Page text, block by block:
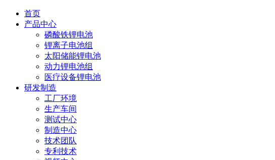
首页
产品中心
磷酸铁锂电池
锂离子电池组
太阳储能锂电池
动力锂电池组
医疗设备锂电池
研发制造
工厂环境
生产车间
测试中心
制造中心
技术团队
专利技术